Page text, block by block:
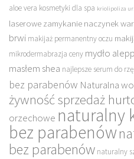
aloe vera kosmetyki dla spa kriolipoliza
laserowe zamykanie naczynek
brwi makijaż permanentny oczu
mikrodermabrazja ceny mydło
masłem shea najlepsze serum do
bez parabenów Naturalna
żywność sprzedaż
orzechowe naturalny
bez parabenów
bez parabenów naturalny